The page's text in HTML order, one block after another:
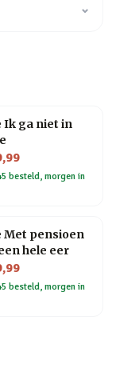
⌄
Ik ga niet in
besteld, morgen in
Met pensioen
hele eer
besteld, morgen in